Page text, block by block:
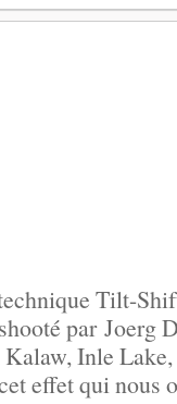
Tilt-
par Joerg
Inle
effet qui nous